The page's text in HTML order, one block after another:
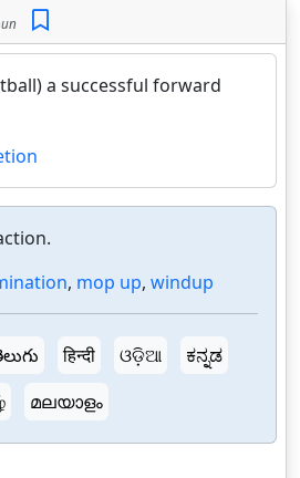
a successful forward
, mop up, windup
हिन्दी ଓଡ଼ିଆ
ಕನ್ನಡ
മലയാളം